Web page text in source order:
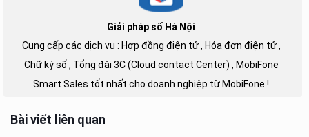
Giải pháp số Hà Nội
Cung cấp các dịch vụ : Hợp đồng điện tử , Hóa đơn điện tử ,
Chữ ký số , Tổng đài 3C (Cloud contact Center) , MobiFone
Smart Sales tốt nhất cho doanh nghiệp từ MobiFone !
Bài viết liên quan